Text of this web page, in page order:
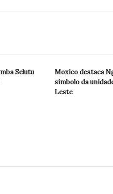
Selutu
Moxico destaca
símbolo da
Leste